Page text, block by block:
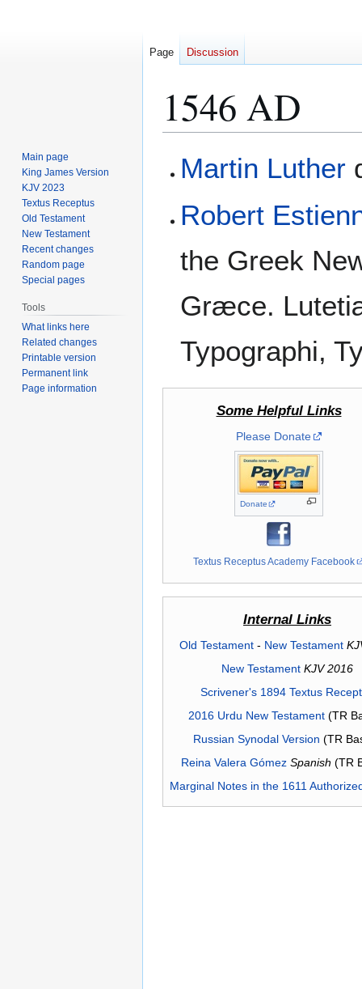
1546 AD
toto
Martin Luther
Robert
the Greek
Græce.
Typographi,
Some Helpful Links
Please Donate
Donate
Textus Receptus Academy Facebook
Internal Links
Old Testament- New Testament
New Testament KJV 2016
Scrivener's 1894 Textus
2016 Urdu New Testament(TR
Russian Synodal Version (TR
Reina Valera Gómez Spanish (TR
Marginal Notes in the 1611
Page Discussion
Main page
King James Version
KJV 2023
Textus Receptus
Old Testament
New Testament
Recent changes
Random page
Special pages
Tools
What links here
Related changes
Printable version
Permanent link
Page information